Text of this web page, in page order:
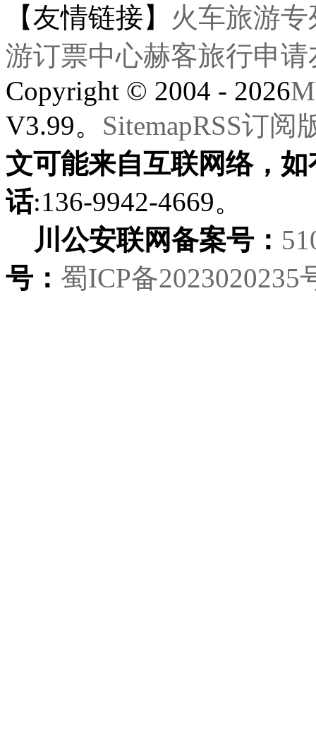
【友情链接】 火车旅游专
游订票中心赫客旅行申请
Copyright © 2004 - 2026
V3.99。 SitemapRSS订阅
文可能来自互联网络，
话:136-9942-4669。
川公安联网备案号：
号： 蜀ICP备2023020235